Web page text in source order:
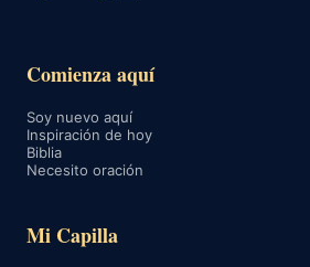
Comienza aquí
Soy nuevo aquí
Inspiración de hoy
Biblia
Necesito oración
Mi Capilla